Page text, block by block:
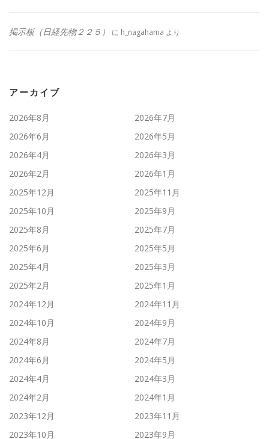
掲示板（日経先物２２５） に h_nagahama より
アーカイブ
2026年8月
2026年7月
2026年6月
2026年5月
2026年4月
2026年3月
2026年2月
2026年1月
2025年12月
2025年11月
2025年10月
2025年9月
2025年8月
2025年7月
2025年6月
2025年5月
2025年4月
2025年3月
2025年2月
2025年1月
2024年12月
2024年11月
2024年10月
2024年9月
2024年8月
2024年7月
2024年6月
2024年5月
2024年4月
2024年3月
2024年2月
2024年1月
2023年12月
2023年11月
2023年10月
2023年9月